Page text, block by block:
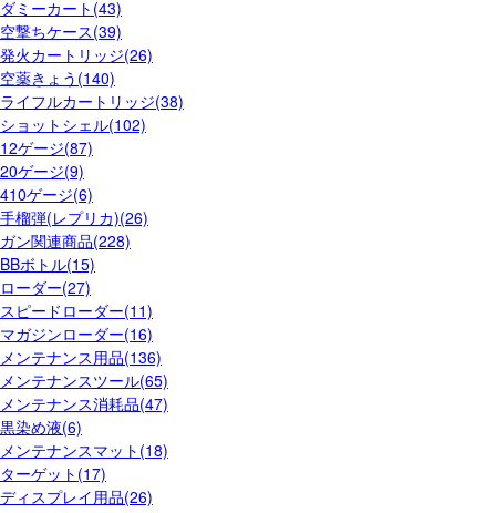
ダミーカート(43)
空撃ちケース(39)
発火カートリッジ(26)
空薬きょう(140)
ライフルカートリッジ(38)
ショットシェル(102)
12ゲージ(87)
20ゲージ(9)
410ゲージ(6)
手榴弾(レプリカ)(26)
ガン関連商品(228)
BBボトル(15)
ローダー(27)
スピードローダー(11)
マガジンローダー(16)
メンテナンス用品(136)
メンテナンスツール(65)
メンテナンス消耗品(47)
黒染め液(6)
メンテナンスマット(18)
ターゲット(17)
ディスプレイ用品(26)